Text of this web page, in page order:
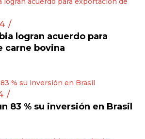
/
logran acuerdo para
carne bovina
/
83 % su inversión en Brasil